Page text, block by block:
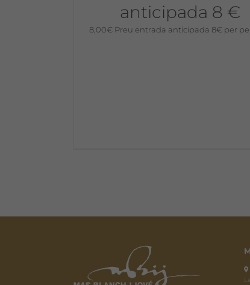
anticipada 8 €
8,00€ Preu entrada anticipada 8€ per